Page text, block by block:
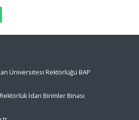
Üniversitesi Rektörlüğü BAP
İdari Birimler Binası